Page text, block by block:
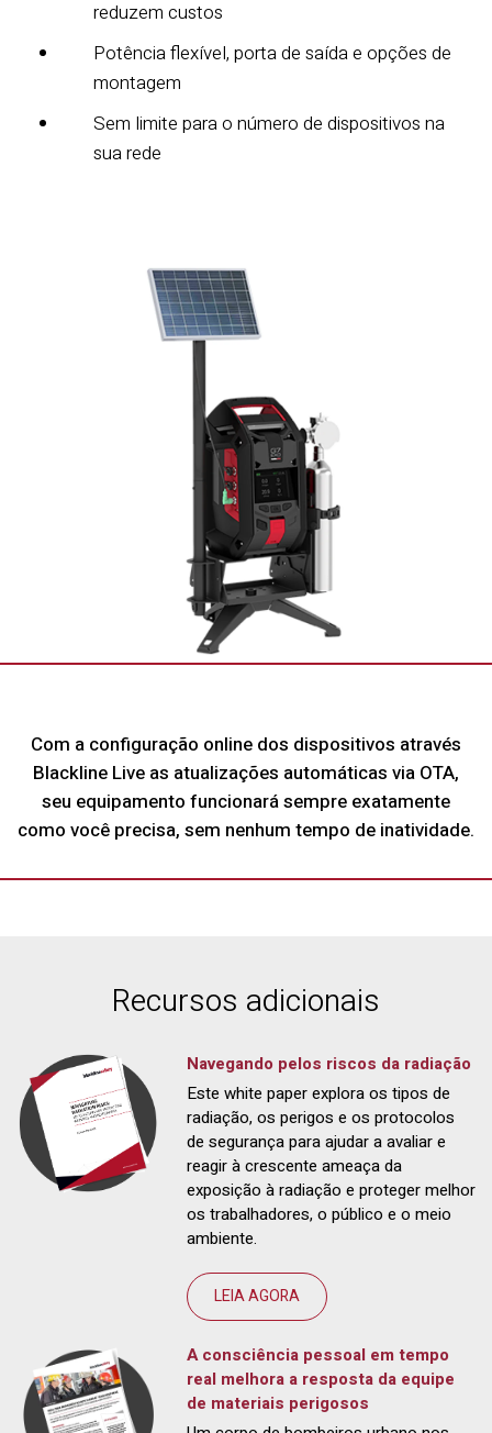
reduzem custos
Potência flexível, porta de saída e opções de
montagem
Sem limite para o número de dispositivos na
sua rede
Com a configuração online dos dispositivos através
Blackline Live as atualizações automáticas via OTA,
seu equipamento funcionará sempre exatamente
como você precisa, sem nenhum tempo de inatividade.
Recursos adicionais
Navegando pelos riscos da radiação
Este white paper explora os tipos de
radiação, os perigos e os protocolos
de segurança para ajudar a avaliar e
reagir à crescente ameaça da
exposição à radiação e proteger melhor
os trabalhadores, o público e o meio
ambiente.
LEIA AGORA
A consciência pessoal em tempo
real melhora a resposta da equipe
de materiais perigosos